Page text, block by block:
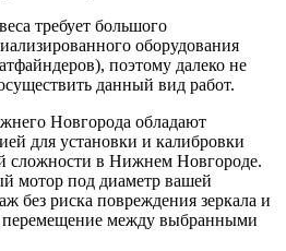
требует большого
оборудования
поэтому далеко не
данный вид работ.
Новгорода обладают
для установки и калибровки
сложности в Нижнем Новгороде.
мотор под диаметр вашей
без риска повреждения зеркала и
перемещение между выбранными